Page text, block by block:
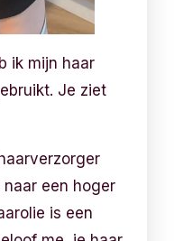
ik mijn haar
Je ziet
een hoger
is een